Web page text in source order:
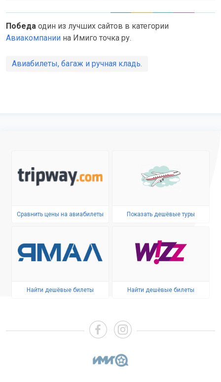
Победа один из лучших сайтов в категории
Авиакомпании на Имиго точка ру.
Авиабилеты, багаж и ручная кладь.
Сравнить цены на авиабилеты Показать дешёвые туры
Найти дешёвые билеты Найти дешёвые билеты